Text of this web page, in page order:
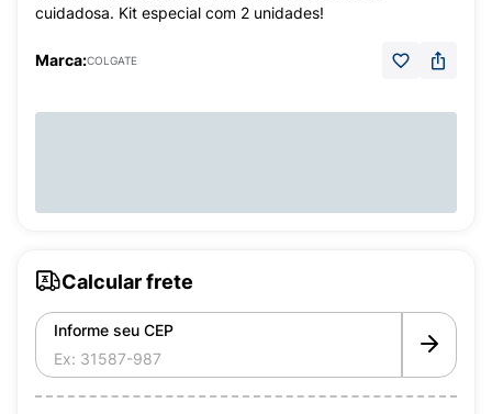
cuidadosa. Kit especial com 2 unidades!
Marca:COLGATE
Calcular frete
Informe seu CEP